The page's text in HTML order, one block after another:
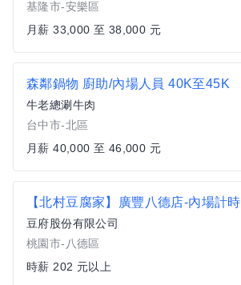
基隆市-安樂區
月薪 33,000 至 38,000 元
森鄰鍋物 廚助/內場人員 40K至45K
牛老總涮牛肉
台中市-北區
月薪 40,000 至 46,000 元
【北村豆腐家】廣豐八德店-內場計時
豆府股份有限公司
桃園市-八德區
時薪 202 元以上